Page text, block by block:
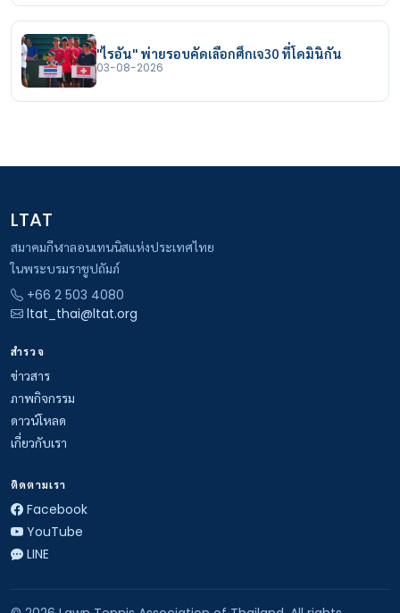
"ไรอัน" พ่ายรอบคัดเลือกศึกเจ30 ที่โดมินิกัน
03-08-2026
LTAT
สมาคมกีฬาลอนเทนนิสแห่งประเทศไทย
ในพระบรมราชูปถัมภ์
+66 2 503 4080
ltat_thai@ltat.org
สำรวจ
ข่าวสาร
ภาพกิจกรรม
ดาวน์โหลด
เกี่ยวกับเรา
ติดตามเรา
Facebook
YouTube
LINE